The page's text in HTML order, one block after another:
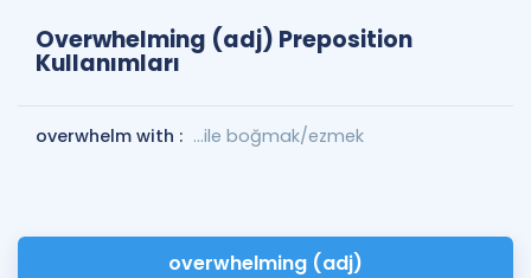
Overwhelming (adj) Preposition
Kullanımları
overwhelm with : ...ile boğmak/ezmek
overwhelming (adj)